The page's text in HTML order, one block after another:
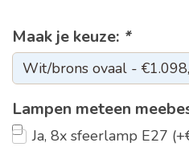
Maak je keuze: *
Lampen meteen
Ja, 8x sfeerlamp E27